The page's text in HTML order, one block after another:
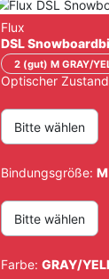
Flux
DSL
2 (gut) M GRAY/
Optischer
Bitte wählen
Bindungsgröße: M
Bitte wählen
Farbe: GRAY/